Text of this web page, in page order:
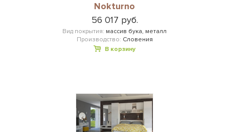
Nokturno
56 017 руб.
Вид покрытия: массив бука, металл
Производство: Словения
В корзину